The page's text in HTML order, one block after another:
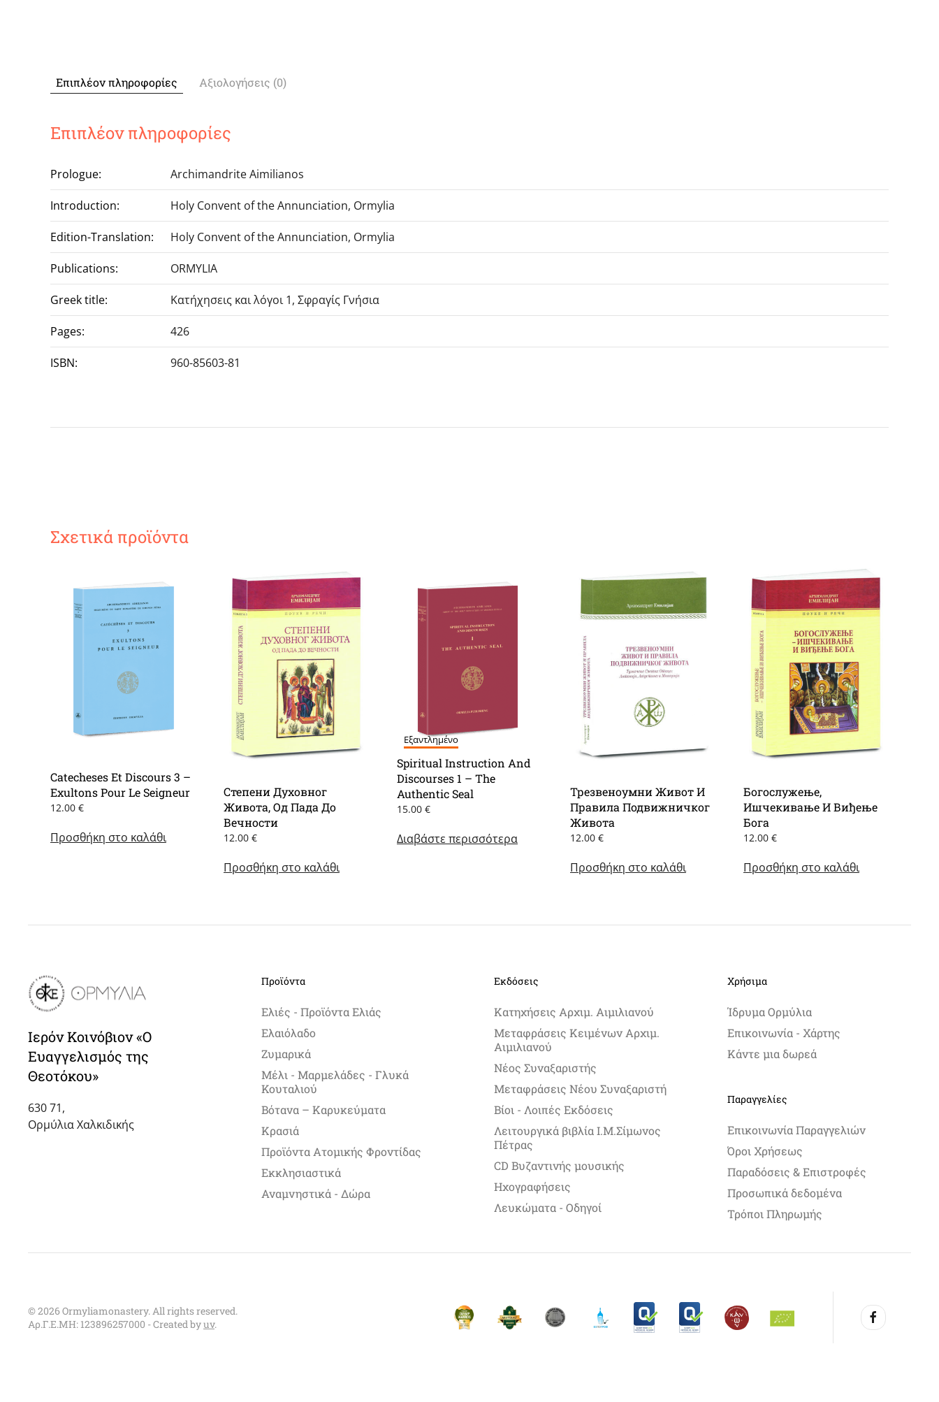
Επιπλέον πληροφορίες Αξιολογήσεις (0)
Επιπλέον πληροφορίες
Prologue: Archimandrite Aimilianos
Introduction: Holy Convent of the Annunciation, Ormylia
Edition-Translation: Holy Convent of the Annunciation, Ormylia
Publications: ORMYLIA
Greek title: Κατήχησεις και λόγοι 1, Σφραγίς Γνήσια
Pages: 426
ISBN: 960-85603-81
Σχετικά προϊόντα
Catecheses Et Discours 3 –
Exultons Pour Le Seigneur
12.00 €
Προσθήκη στο καλάθι
Степени Духовног
Живота, Од Пада До
Вечности
12.00 €
Προσθήκη στο καλάθι
Εξαντλημένο
Spiritual Instruction And
Discourses 1 – The
Authentic Seal
15.00 €
Διαβάστε περισσότερα
Трезвеноумни Живот И
Правила Подвижничког
Живота
12.00 €
Προσθήκη στο καλάθι
Богослужење,
Ишчекивање И Виђење
Бога
12.00 €
Προσθήκη στο καλάθι
Ιερόν Κοινόβιον «Ο
Ευαγγελισμός της
Θεοτόκου»
630 71,
Ορμύλια Χαλκιδικής
Προϊόντα
Ελιές - Προϊόντα Ελιάς
Ελαιόλαδο
Ζυμαρικά
Μέλι - Μαρμελάδες - Γλυκά
Κουταλιού
Βότανα – Καρυκεύματα
Κρασιά
Προϊόντα Ατομικής Φροντίδας
Εκκλησιαστικά
Αναμνηστικά - Δώρα
Εκδόσεις
Κατηχήσεις Αρχιμ. Αιμιλιανού
Μεταφράσεις Κειμένων Αρχιμ.
Αιμιλιανού
Νέος Συναξαριστής
Μεταφράσεις Νέου Συναξαριστή
Βίοι - Λοιπές Εκδόσεις
Λειτουργικά βιβλία Ι.Μ.Σίμωνος
Πέτρας
CD Βυζαντινής μουσικής
Ηχογραφήσεις
Λευκώματα - Οδηγοί
Χρήσιμα
Ίδρυμα Ορμύλια
Επικοινωνία - Χάρτης
Κάντε μια δωρεά
Παραγγελίες
Επικοινωνία Παραγγελιών
Όροι Χρήσεως
Παραδόσεις & Επιστροφές
Προσωπικά δεδομένα
Τρόποι Πληρωμής
©2026Ormyliamonastery. All rights reserved.
Αρ.Γ.Ε.ΜΗ: 123896257000 - Created byuv.